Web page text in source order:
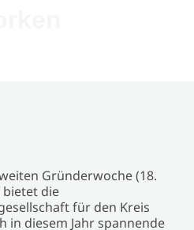
Gründerwoche (18.
bietet die
für den Kreis
in diesem Jahr spannende